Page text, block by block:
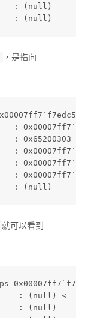
: (null)
: (null)
，是指向
:
: 0x65200303
:
:
:
: (null)
就可以看到
: (null) <--
: (null)